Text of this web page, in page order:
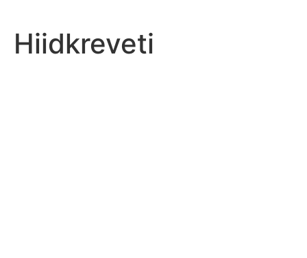
Hiidkreveti